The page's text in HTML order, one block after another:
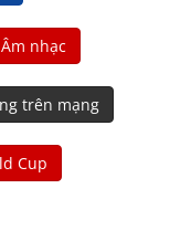
Âm nhạc
trên mạng
Cup